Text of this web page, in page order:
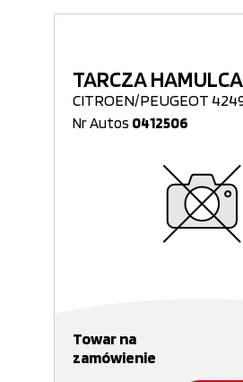
TARCZA HAMULCA
CITROEN/PEUGEOT
Nr Autos 0412506
Towar na
zamówienie